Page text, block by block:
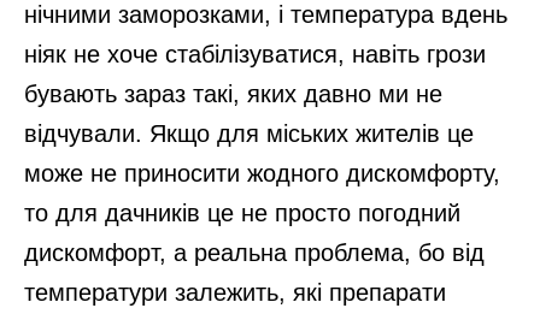
нічними заморозками, і температура вдень
ніяк не хоче стабілізуватися, навіть грози
бувають зараз такі, яких давно ми не
відчували. Якщо для міських жителів це
може не приносити жодного дискомфорту,
то для дачників це не просто погодний
дискомфорт, а реальна проблема, бо від
температури залежить, які препарати